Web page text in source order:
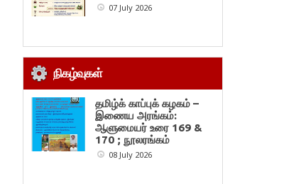
07 July 2026
நிகழ்வுகள்
தமிழ்க் காப்புக் கழகம் –
இணைய அரங்கம்:
ஆளுமையர் உரை 169 &
170 ; நூலரங்கம்
08 July 2026